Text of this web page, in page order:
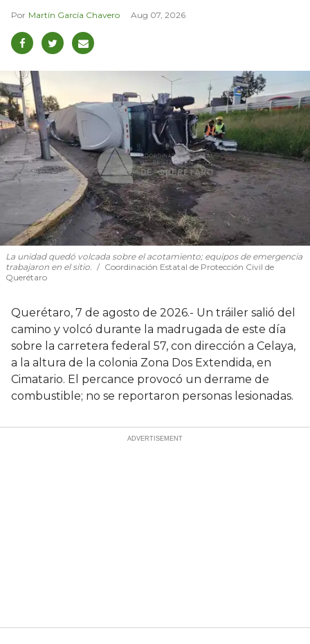
Martín García Chavero Aug 07, 2026
La unidad quedó volcada sobre el acotamiento; equipos de emergencia
trabajaron en el sitio.
Coordinación Estatal de Protección Civil de
Querétaro
Querétaro, 7 de agosto de 2026.- Un tráiler salió del
camino y volcó durante la madrugada de este día
sobre la carretera federal 57, con dirección a Celaya,
a la altura de la colonia Zona Dos Extendida, en
Cimatario. El percance provocó un derrame de
combustible; no se reportaron personas lesionadas.